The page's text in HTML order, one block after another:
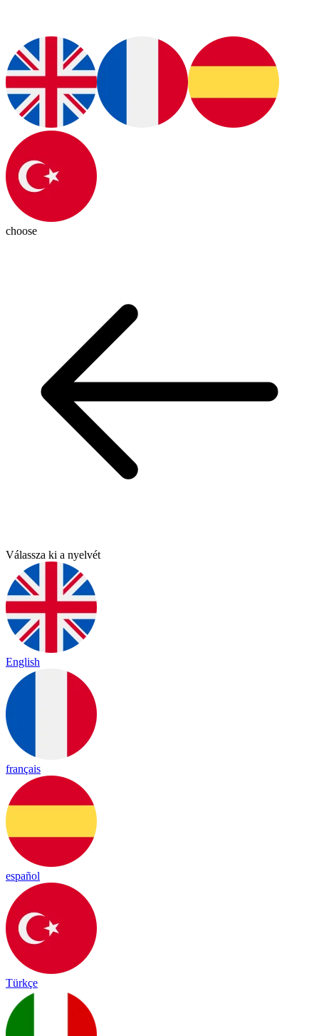
choose
Válassza ki a nyelvét
English
français
español
Türkçe